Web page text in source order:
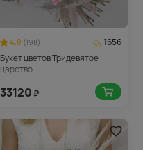
4.8 (198)
1656
Букет цветов Тридевятое
царство
33120 ₽